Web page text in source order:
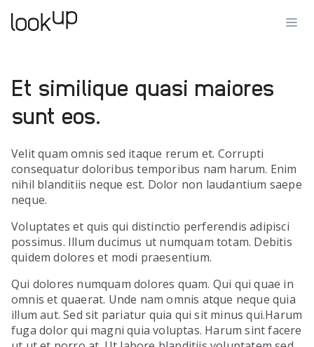
Et similique quasi maiores
sunt eos.
Velit quam omnis sed itaque rerum et. Corrupti
consequatur doloribus temporibus nam harum. Enim
nihil blanditiis neque est. Dolor non laudantium saepe
neque.
Voluptates et quis qui distinctio perferendis adipisci
possimus. Illum ducimus ut numquam totam. Debitis
quidem dolores et modi praesentium.
Qui dolores numquam dolores quam. Qui qui quae in
omnis et quaerat. Unde nam omnis atque neque quia
illum aut. Sed sit pariatur quia qui sit minus qui.Harum
fuga dolor qui magni quia voluptas. Harum sint facere